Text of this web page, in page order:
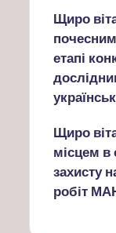
Щиро
етапі
Щиро
місцем в
захисту
робіт